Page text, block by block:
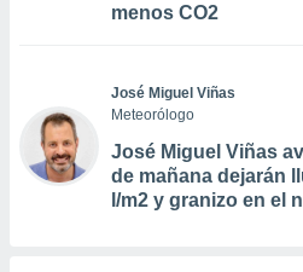
menos CO2
José Miguel Viñas
Meteorólogo
José Miguel Viñas
de mañana dejarán
l/m2 y granizo en el